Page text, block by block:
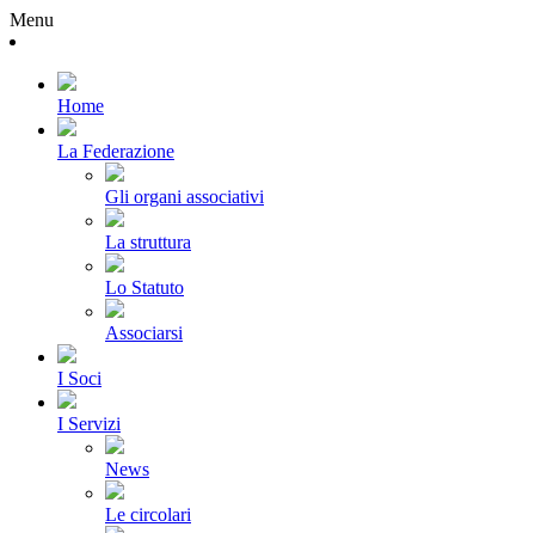
Menu
Home
La Federazione
Gli organi associativi
La struttura
Lo Statuto
Associarsi
I Soci
I Servizi
News
Le circolari